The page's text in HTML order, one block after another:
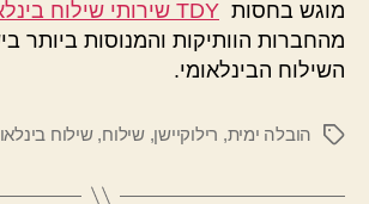
מוגש בחסות TDY שירותי שילוח בינלאומי בע"מ
מהחברות הוותיקות והמנוסות ביותר
השילוח הבינלאומי.
תגיותהובלה ימית, רילוקיישן,שילוח,שילוח